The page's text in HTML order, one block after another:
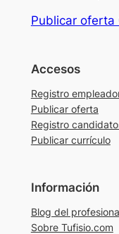
Publicar oferta
Accesos
Registro
Publicar oferta
Registro
Publicar currículo
Información
Blog del
Sobre Tufisio.com